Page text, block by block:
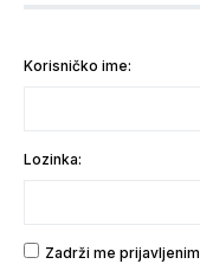
Korisničko ime:
Lozinka:
Zadrži me prijavljenim